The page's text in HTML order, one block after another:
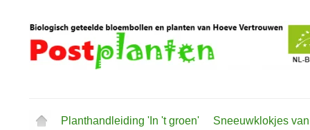
Planthandleiding 'In 't groen'
Sneeuwklokjes